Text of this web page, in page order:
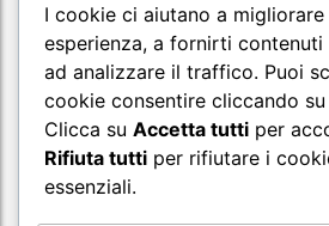
I cookie ci aiutano a migliorare
esperienza, a fornirti
ad analizzare il traffico. Puoi
cookie consentire cliccando su
Clicca su Accetta tutti per
Rifiuta tutti per rifiutare i
essenziali.